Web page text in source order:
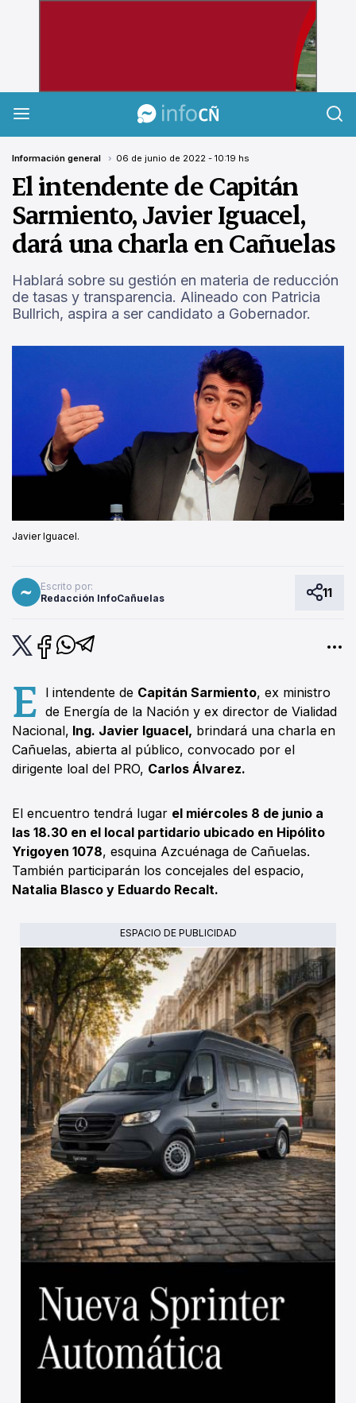
Información general 06 de junio de 2022 - 10:19 hs
El intendente de Capitán
Sarmiento, Javier Iguacel,
dará una charla en Cañuelas
Hablará sobre su gestión en materia de reducción
de tasas y transparencia. Alineado con Patricia
Bullrich, aspira a ser candidato a Gobernador.
Javier Iguacel.
Escrito por:
Redacción InfoCañuelas
11
E l intendente de Capitán Sarmiento, ex ministro
de Energía de la Nación y ex director de Vialidad
Nacional, Ing. Javier Iguacel, brindará una charla en
Cañuelas, abierta al público, convocado por el
dirigente loal del PRO, Carlos Álvarez.
El encuentro tendrá lugar el miércoles 8 de junio a
las 18.30 en el local partidario ubicado en Hipólito
Yrigoyen 1078, esquina Azcuénaga de Cañuelas.
También participarán los concejales del espacio,
Natalia Blasco y Eduardo Recalt.
ESPACIO DE PUBLICIDAD